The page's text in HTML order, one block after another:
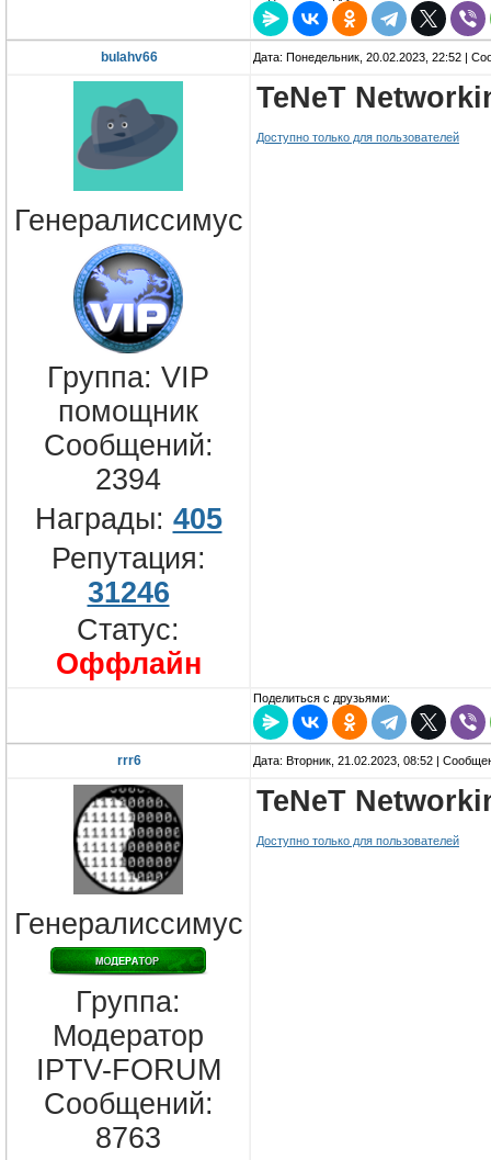
bulahv66 Дата: Понедельник, 20.02.2023, 22:52 |
Генералиссимус
Группа: VIP
помощник
Сообщений:
2394
Награды: 405
Репутация:
31246
Статус:
Оффлайн
TeNeT
Доступно только для пользователей
Поделиться с друзьями:
rrr6 Дата: Вторник, 21.02.2023, 08:52 |
Генералиссимус
Группа:
Модератор
IPTV-FORUM
Сообщений:
8763
TeNeT
Доступно только для пользователей